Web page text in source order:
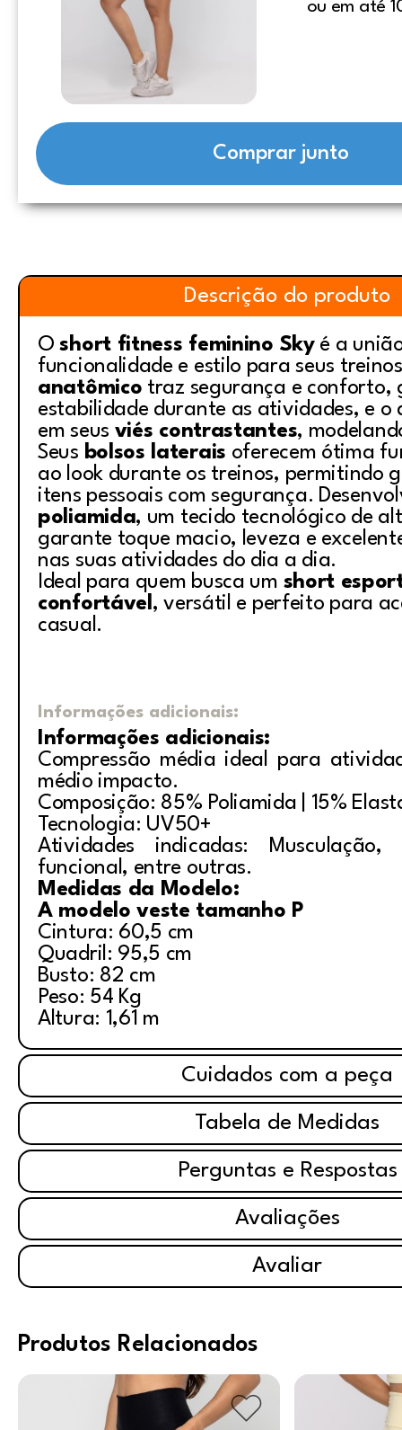
ou em até
Comprar junto
Descrição do produto
Oshort fitness feminino Skyé a
funcionalidade e estilo para seus
anatômico traz segurança e conforto,
estabilidade durante as atividades, e o
em seus viés contrastantes,
Seus bolsos laterais oferecem ótima
ao look durante os treinos, permitindo
itens pessoais com segurança.
poliamida, um tecido tecnológico de
garante toque macio, leveza e
nas suas atividades do dia a dia.
Ideal para quem busca um short
confortável, versátil e perfeito para
casual.
Informações adicionais:
Informações adicionais:
Compressão média ideal para
médio impacto.
Composição: 85% Poliamida | 15%
Tecnologia: UV50+
Atividades indicadas:
funcional, entre outras.
Medidas da Modelo:
A modelo veste tamanho P
Cintura: 60,5 cm
Quadril: 95,5 cm
Busto: 82 cm
Peso: 54 Kg
Altura: 1,61 m
Cuidados com a peça
Tabela de Medidas
Perguntas e Respostas
Avaliações
Avaliar
Produtos Relacionados